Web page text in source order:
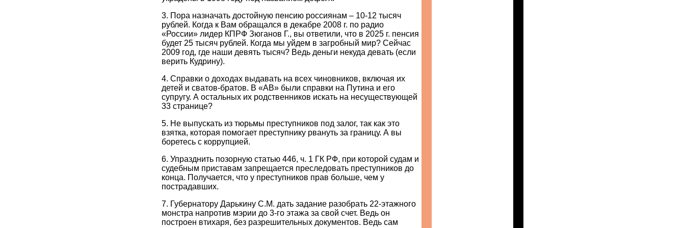
3. Пора назначать достойную пенсию россиянам – 10-12 тысяч
рублей. Когда к Вам обращался в декабре 2008 г. по радио
«России» лидер КПРФ Зюганов Г., вы ответили, что в 2025 г. пенсия
будет 25 тысяч рублей. Когда мы уйдем в загробный мир? Сейчас
2009 год, где наши девять тысяч? Ведь деньги некуда девать (если
верить Кудрину).
4. Справки о доходах выдавать на всех чиновников, включая их
детей и сватов-братов. В «АВ» были справки на Путина и его
супругу. А остальных их родственников искать на несуществующей
33 странице?
5. Не выпускать из тюрьмы преступников под залог, так как это
взятка, которая помогает преступнику рвануть за границу. А вы
боретесь с коррупцией.
6. Упразднить позорную статью 446, ч. 1 ГК РФ, при которой судам и
судебным приставам запрещается преследовать преступников до
конца. Получается, что у преступников прав больше, чем у
пострадавших.
7. Губернатору Дарькину С.М. дать задание разобрать 22-этажного
монстра напротив мэрии до 3-го этажа за свой счет. Ведь он
построен втихаря, без разрешительных документов. Ведь сам